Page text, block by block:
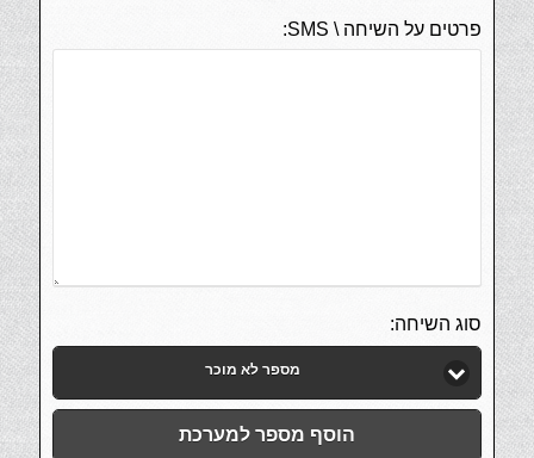
פרטים על השיחה \ SMS:
סוג השיחה:
מספר לא מוכר
הוסף מספר למערכת